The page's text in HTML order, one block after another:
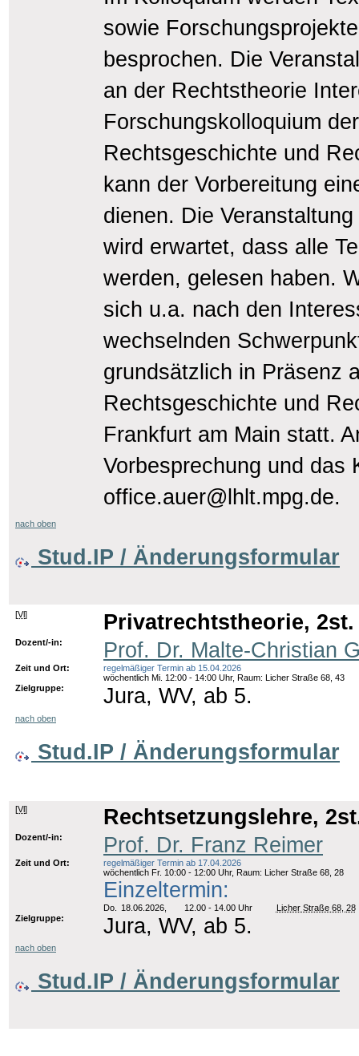
sowie
besprochen. Die
an der Rechtstheorie
Forschungskolloquium
Rechtsgeschichte und
kann der Vorbereitung
dienen. Die
wird erwartet, dass alle
werden, gelesen haben.
sich u.a. nach den
wechselnden
grundsätzlich in Präsenz
Rechtsgeschichte und
Frankfurt am Main statt.
Vorbesprechung und das
office.auer@lhlt.mpg.de.
nach oben
Stud.IP / Änderungsformular
[Vl] Privatrechtstheorie, 2st.
Dozent/-in: Prof. Dr. Malte-Christian
Zeit und Ort:
regelmäßiger Termin ab 15.04.2026
wöchentlich Mi. 12:00 - 14:00 Uhr, Raum: Licher Straße 68, 43
Zielgruppe:
Jura, WV, ab 5.
nach oben
Stud.IP / Änderungsformular
[Vl] Rechtsetzungslehre,
Dozent/-in: Prof. Dr. Franz Reimer
Zeit und Ort:
regelmäßiger Termin ab 17.04.2026
wöchentlich Fr. 10:00 - 12:00 Uhr, Raum: Licher Straße 68, 28
Einzeltermin:
Do. 18.06.2026, 12.00 - 14.00 Uhr
Licher Straße 68, 28
Zielgruppe:
Jura, WV, ab 5.
nach oben
Stud.IP / Änderungsformular